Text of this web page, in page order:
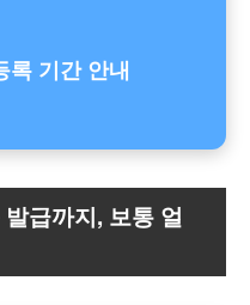
록 기간 안내
급까지, 보통 얼